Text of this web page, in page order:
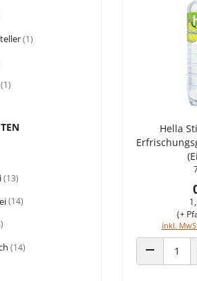
(1)
(1)
(13)
(14)
(14)
Hella
inkl.
(+
ANZAHL